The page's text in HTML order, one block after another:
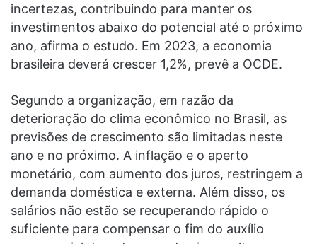
incertezas, contribuindo para manter os
investimentos abaixo do potencial até o próximo
ano, afirma o estudo. Em 2023, a economia
brasileira deverá crescer 1,2%, prevê a OCDE.
Segundo a organização, em razão da
deterioração do clima econômico no Brasil, as
previsões de crescimento são limitadas neste
ano e no próximo. A inflação e o aperto
monetário, com aumento dos juros, restringem a
demanda doméstica e externa. Além disso, os
salários não estão se recuperando rápido o
suficiente para compensar o fim do auxílio